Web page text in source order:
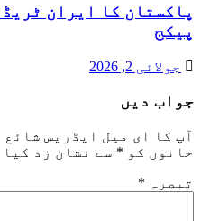
پیکج
جولائی 2, 2026
جواب دیں
آپ کا ای میل ایڈریس شائع
خانوں کو * سے نشان زد
تبصرہ *